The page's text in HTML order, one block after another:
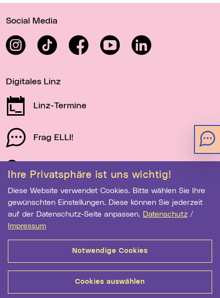
Ihre Privatsphäre ist uns wichtig!
Diese Website verwendet Cookies. Bitte wählen Sie Ihre
gewünschten Einstellungen. Diese können Sie jederzeit
auf der Datenschutz-Seite anpassen. Datenschutz /
Impressum
Notwendige Cookies
Cookies auswählen
Social Media
InstagramTikTok FacebookYouTube LinkedIn
Digitales Linz
Linz-Termine
Frag ELLI!
Schau auf Linz
Newsletter-Anmeldung
E-Mail-Adresse eingeben
Anmelden